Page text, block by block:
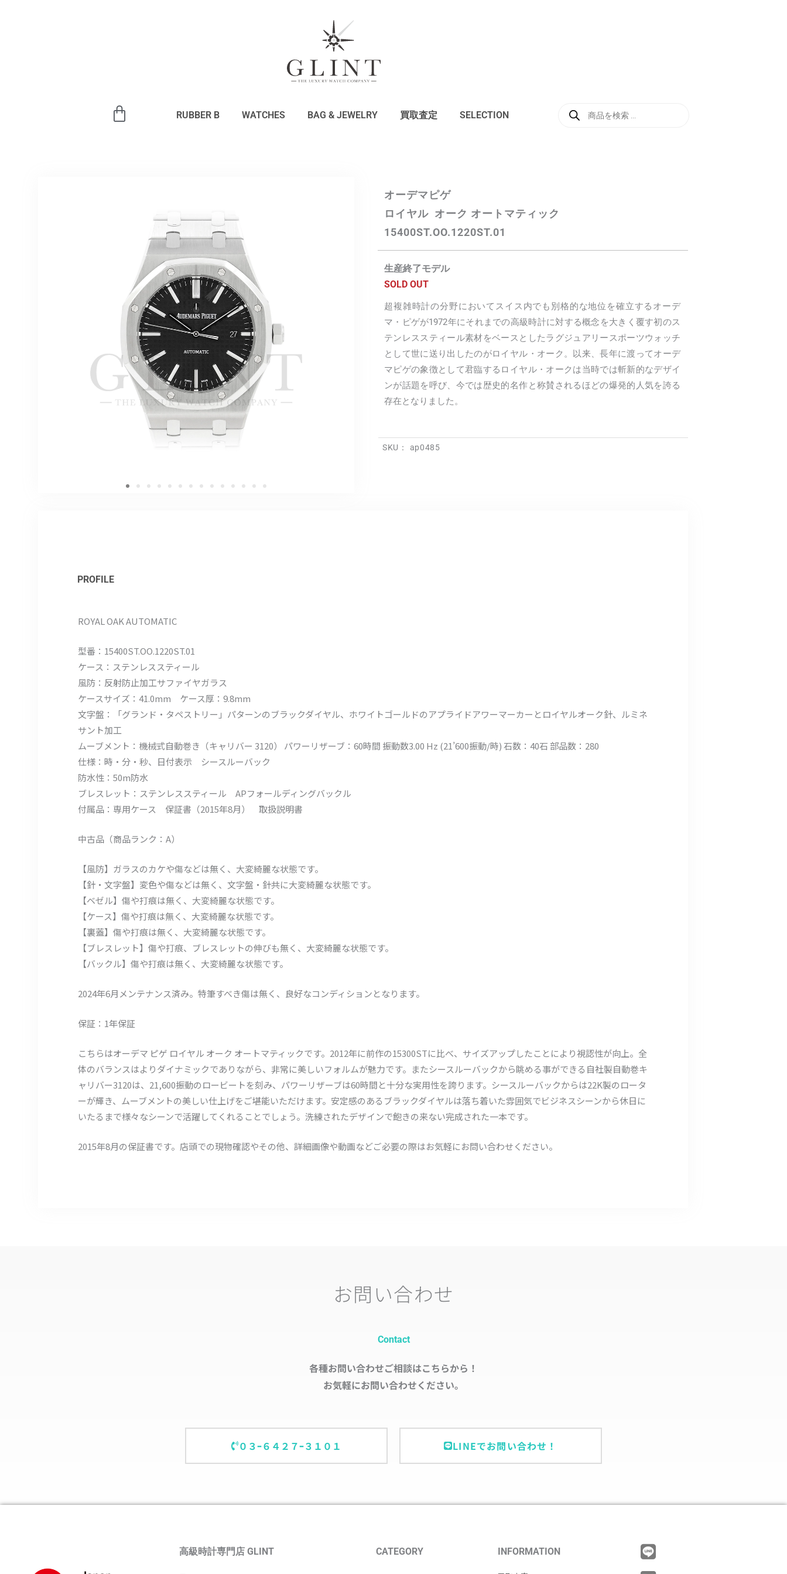
RUBBER B WATCHES BAG & JEWELRY 買取査定 SELECTION
オーデマピゲ
ロイヤル オーク オートマティック
15400ST.OO.1220ST.01
生産終了モデル
SOLD OUT
超複雑時計の分野においてスイス内でも別格的な地位を確立するオーデ
マ・ピゲが1972年にそれまでの高級時計に対する概念を大きく覆す初のス
テンレススティール素材をベースとしたラグジュアリースポーツウォッチ
として世に送り出したのがロイヤル・オーク。以来、長年に渡ってオーデ
マピゲの象徴として君臨するロイヤル・オークは当時では斬新的なデザイ
ンが話題を呼び、今では歴史的名作と称賛されるほどの爆発的人気を誇る
存在となりました。
SKU： ap0485
PROFILE
ROYAL OAK AUTOMATIC
型番：15400ST.OO.1220ST.01
ケース：ステンレススティール
風防：反射防止加工サファイヤガラス
ケースサイズ：41.0mm ケース厚：9.8mm
文字盤：「グランド・タペストリー」パターンのブラックダイヤル、ホワイトゴールドのアプライドアワーマーカーとロイヤルオーク針、ルミネ
サント加工
ムーブメント：機械式自動巻き（キャリバー 3120） パワーリザーブ：60時間 振動数3.00 Hz (21’600振動/時) 石数：40石 部品数：280
仕様：時・分・秒、日付表示 シースルーバック
防水性：50m防水
ブレスレット：ステンレススティール APフォールディングバックル
付属品：専用ケース 保証書（2015年8月） 取扱説明書
中古品（商品ランク：A）
【風防】ガラスのカケや傷などは無く、大変綺麗な状態です。
【針・文字盤】変色や傷などは無く、文字盤・針共に大変綺麗な状態です。
【ベゼル】傷や打痕は無く、大変綺麗な状態です。
【ケース】傷や打痕は無く、大変綺麗な状態です。
【裏蓋】傷や打痕は無く、大変綺麗な状態です。
【ブレスレット】傷や打痕、ブレスレットの伸びも無く、大変綺麗な状態です。
【バックル】傷や打痕は無く、大変綺麗な状態です。
2024年6月メンテナンス済み。特筆すべき傷は無く、良好なコンディションとなります。
保証：1年保証
こちらはオーデマ ピゲ ロイヤル オーク オートマティックです。2012年に前作の15300STに比べ、サイズアップしたことにより視認性が向上。全
体のバランスはよりダイナミックでありながら、非常に美しいフォルムが魅力です。またシースルーバックから眺める事ができる自社製自動巻キ
ャリバー3120は、21,600振動のロービートを刻み、パワーリザーブは60時間と十分な実用性を誇ります。シースルーバックからは22K製のロータ
ーが輝き、ムーブメントの美しい仕上げをご堪能いただけます。安定感のあるブラックダイヤルは落ち着いた雰囲気でビジネスシーンから休日に
いたるまで様々なシーンで活躍してくれることでしょう。洗練されたデザインで飽きの来ない完成された一本です。
2015年8月の保証書です。店頭での現物確認やその他、詳細画像や動画などご必要の際はお気軽にお問い合わせください。
お問い合わせ
Contact
各種お問い合わせご相談はこちらから！
お気軽にお問い合わせください。
０３ｰ６４２７ｰ３１０１ LINEでお問い合わせ！
高級時計専門店 GLINT CATEGORY INFORMATION